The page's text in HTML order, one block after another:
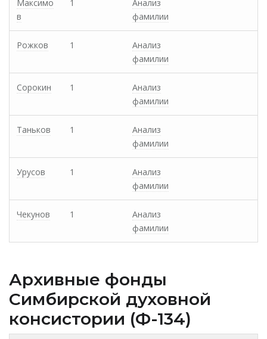
Максимо
в
1
Анализ
фамилии
Рожков 1
Анализ
фамилии
Сорокин 1
Анализ
фамилии
Таньков 1
Анализ
фамилии
Урусов 1
Анализ
фамилии
Чекунов 1
Анализ
фамилии
Архивные фонды
Cимбирской духовной
консистории (Ф-134)